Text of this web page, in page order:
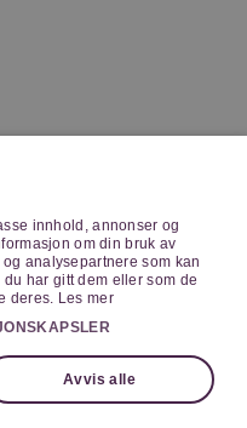
innhold, annonser og
om din bruk av
analysepartnere som kan
har gitt dem eller som de
deres. Les mer
Avvis alle